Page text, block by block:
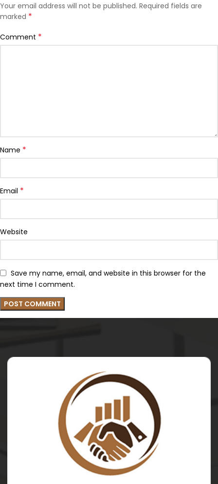
Your email address will not be published. Required fields are
marked *
Comment *
Name *
Email *
Website
Save my name, email, and website in this browser for the
next time I comment.